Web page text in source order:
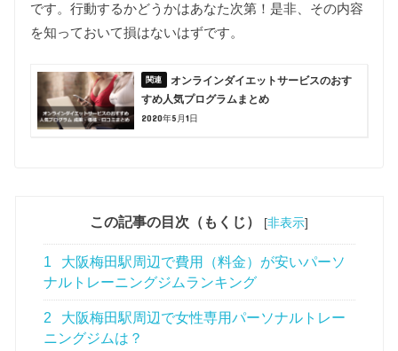
です。行動するかどうかはあなた次第！是非、その内容
を知っておいて損はないはずです。
オンラインダイエットサービスのおす
すめ人気プログラムまとめ
2020年5月1日
この記事の目次（もくじ） [非表示]
1
大阪梅田駅周辺で費用（料金）が安いパーソ
ナルトレーニングジムランキング
2
大阪梅田駅周辺で女性専用パーソナルトレー
ニングジムは？